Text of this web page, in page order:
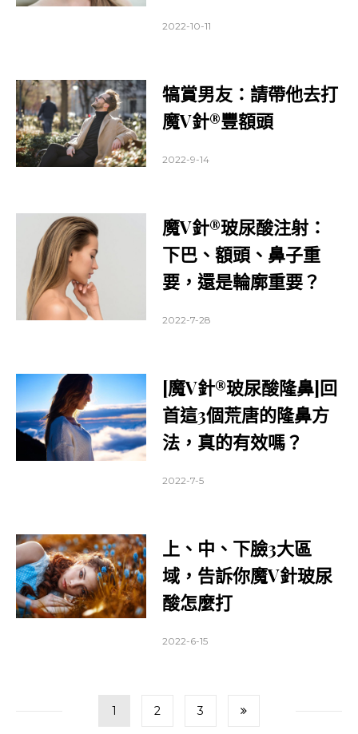
2022-10-11
犒賞男友：請帶他去打
魔V針®豐額頭
2022-9-14
魔V針®玻尿酸注射：
下巴、額頭、鼻子重
要，還是輪廓重要？
2022-7-28
[魔V針®玻尿酸隆鼻]回
首這3個荒唐的隆鼻方
法，真的有效嗎？
2022-7-5
上、中、下臉3大區
域，告訴你魔V針玻尿
酸怎麼打
2022-6-15
Page
1 Page
2 Page
3